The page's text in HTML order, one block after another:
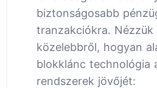
biztonságosabb
tranzakciókra. Nézzük
közelebbről, hogyan
blokklánc technológia
rendszerek jövőjét: